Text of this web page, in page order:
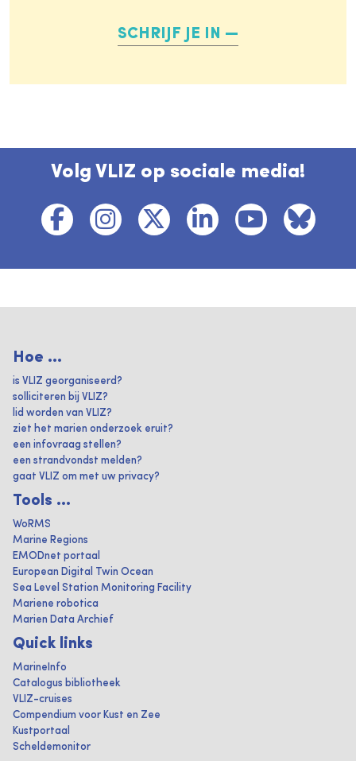
SCHRIJF JE IN
Volg VLIZ op sociale media!
Hoe ...
is VLIZ georganiseerd?
solliciteren bij VLIZ?
lid worden van VLIZ?
ziet het marien onderzoek eruit?
een infovraag stellen?
een strandvondst melden?
gaat VLIZ om met uw privacy?
Tools ...
WoRMS
Marine Regions
EMODnet portaal
European Digital Twin Ocean
Sea Level Station Monitoring Facility
Mariene robotica
Marien Data Archief
Quick links
MarineInfo
Catalogus bibliotheek
VLIZ-cruises
Compendium voor Kust en Zee
Kustportaal
Scheldemonitor